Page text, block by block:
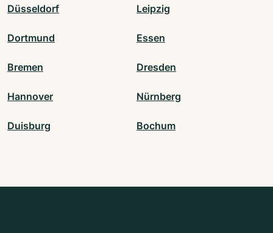
Düsseldorf Leipzig
Dortmund Essen
Bremen Dresden
Hannover Nürnberg
Duisburg Bochum